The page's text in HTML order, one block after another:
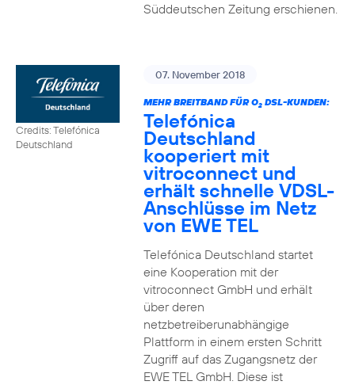
Süddeutschen Zeitung erschienen.
Credits: Telefónica
Deutschland
07. November 2018
MEHR BREITBAND FÜR O2DSL-KUNDEN:
Telefónica
Deutschland
kooperiert mit
vitroconnect und
erhält schnelle VDSL-
Anschlüsse im Netz
von EWE TEL
Telefónica Deutschland startet
eine Kooperation mit der
vitroconnect GmbH und erhält
über deren
netzbetreiberunabhängige
Plattform in einem ersten Schritt
Zugriff auf das Zugangsnetz der
EWE TEL GmbH. Diese ist